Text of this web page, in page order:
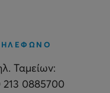
Ταμείων:
213 0885700